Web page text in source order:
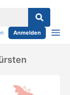
Anmelden